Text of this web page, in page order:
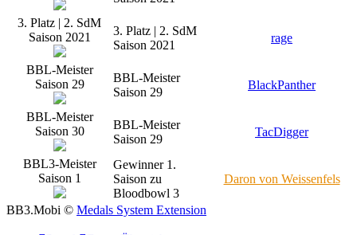
3. Platz | 2. SdM
Saison 2021
3. Platz | 2. SdM
Saison 2021
rage
BBL-Meister
Saison 29
BBL-Meister
Saison 29
BlackPanther
BBL-Meister
Saison 30
BBL-Meister
Saison 29
TacDigger
BBL3-Meister
Saison 1
Gewinner 1.
Saison zu
Bloodbowl 3
Daron von Weissenfels
BB3.Mobi © Medals System Extension